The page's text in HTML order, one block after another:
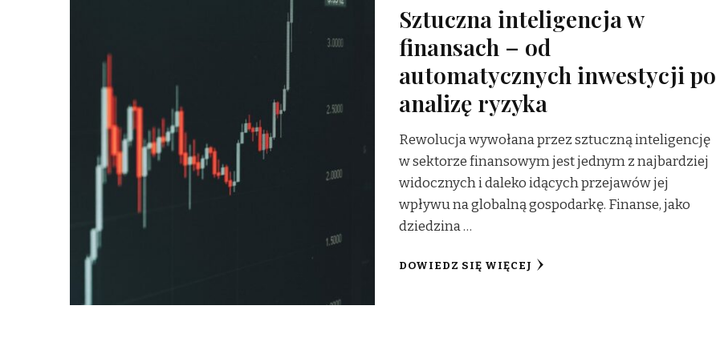
Sztuczna inteligencja w
finansach – od
automatycznych inwestycji po
analizę ryzyka
Rewolucja wywołana przez sztuczną inteligencję
w sektorze finansowym jest jednym z najbardziej
widocznych i daleko idących przejawów jej
wpływu na globalną gospodarkę. Finanse, jako
dziedzina …
DOWIEDZ SIĘ WIĘCEJ